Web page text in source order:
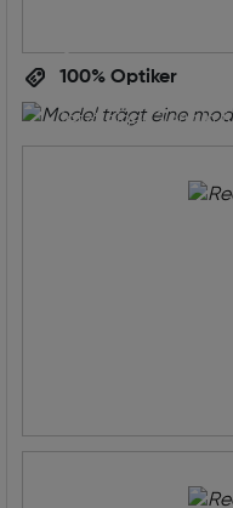
Pilot
100% Optiker
Ihre Augen
jetzt einen Termin
inklusive gratis
die ideale Brille für
unverbindlich und